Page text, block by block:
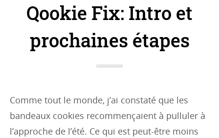
e
o
s
:
Qookie Fix: Intro et
prochaines étapes
Comme tout le monde, j’ai constaté que les
bandeaux cookies recommençaient à pulluler à
l’approche de l’été. Ce qui est peut-être moins